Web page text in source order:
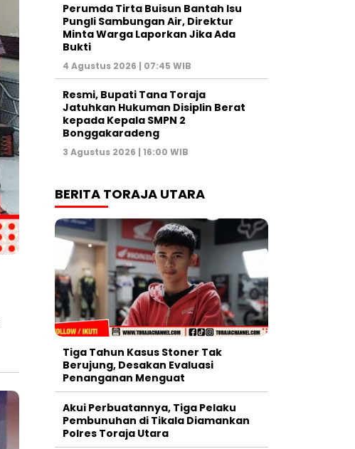
Perumda Tirta Buisun Bantah Isu
Pungli Sambungan Air, Direktur
Minta Warga Laporkan Jika Ada
Bukti
4 Agustus 2026 | 07:45 WIB
Resmi, Bupati Tana Toraja
Jatuhkan Hukuman Disiplin Berat
kepada Kepala SMPN 2
Bonggakaradeng
3 Agustus 2026 | 16:00 WIB
BERITA TORAJA UTARA
Tiga Tahun Kasus Stoner Tak
Berujung, Desakan Evaluasi
Penanganan Menguat
Akui Perbuatannya, Tiga Pelaku
Pembunuhan di Tikala Diamankan
Polres Toraja Utara